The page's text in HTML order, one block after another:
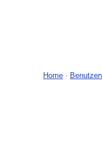
Home -